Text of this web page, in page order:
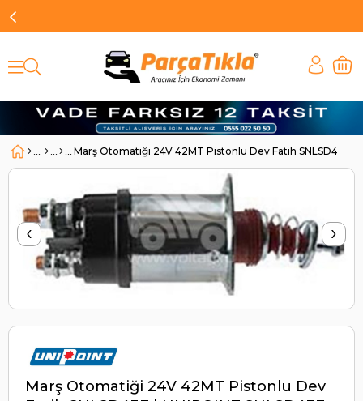
Marş Otomatiği 24V 42MT Pistonlu Dev Fatih SNLSD43F |
‹ ›
Marş Otomatiği 24V 42MT Pistonlu Dev